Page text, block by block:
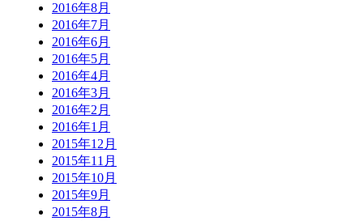
2016年8月
2016年7月
2016年6月
2016年5月
2016年4月
2016年3月
2016年2月
2016年1月
2015年12月
2015年11月
2015年10月
2015年9月
2015年8月